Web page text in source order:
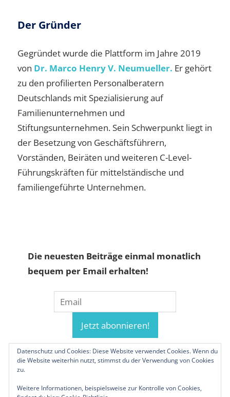
Der Gründer
Gegründet wurde die Plattform im Jahre 2019
von Dr. Marco Henry V. Neumueller. Er gehört
zu den profilierten Personalberatern
Deutschlands mit Spezialisierung auf
Familienunternehmen und
Stiftungsunternehmen. Sein Schwerpunkt liegt in
der Besetzung von Geschäftsführern,
Vorständen, Beiräten und weiteren C-Level-
Führungskräften für mittelständische und
familiengeführte Unternehmen.
Die neuesten Beiträge einmal monatlich
bequem per Email erhalten!
Datenschutz und Cookies: Diese Website verwendet Cookies. Wenn du
die Website weiterhin nutzt, stimmst du der Verwendung von Cookies
zu.
Weitere Informationen, beispielsweise zur Kontrolle von Cookies,